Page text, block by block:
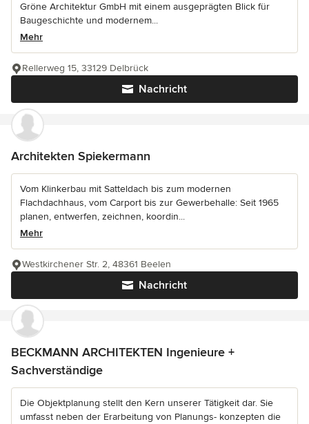
Gröne Architektur GmbH mit einem ausgeprägten Blick für
Baugeschichte und modernem...
Mehr
Nachricht
Rellerweg 15, 33129 Delbrück
Architekten Spiekermann
Vom Klinkerbau mit Satteldach bis zum modernen
Flachdachhaus, vom Carport bis zur Gewerbehalle: Seit 1965
planen, entwerfen, zeichnen, koordin...
Mehr
Nachricht
Westkirchener Str. 2, 48361 Beelen
BECKMANN ARCHITEKTEN Ingenieure +
Sachverständige
Die Objektplanung stellt den Kern unserer Tätigkeit dar. Sie
umfasst neben der Erarbeitung von Planungs- konzepten die